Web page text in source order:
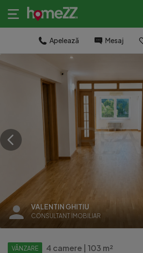
Apelează Mesaj
VALENTIN GHITIU
CONSULTANT IMOBILIAR
VÂNZARE 4 camere | 103 m²